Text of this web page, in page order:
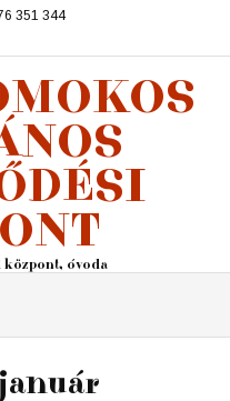
351 344
óvoda